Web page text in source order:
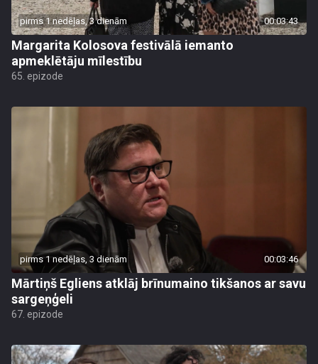
pirms 1 nedēļas, 3 dienām 00:03:43
Margarita Kolosova festivālā iemanto
apmeklētāju mīlestību
65. epizode
pirms 1 nedēļas, 3 dienām 00:03:46
Mārtiņš Egliens atklāj brīnumaino tikšanos ar savu
sargeņģeli
67. epizode